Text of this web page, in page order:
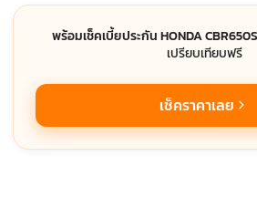
พร้อมเช็คเบี้ยประกัน HONDA
เปรียบเทียบฟรี
เช็คราคาเลย